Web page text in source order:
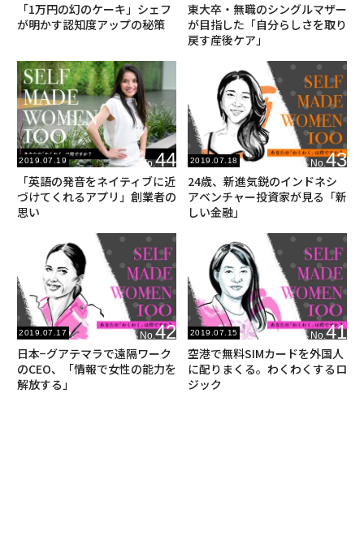
「1万円の幻のケーキ」シェフ
が明かす認知度アップの秘策
東大卒・無職のシングルマザー
が目指した「自分らしさを取り
戻す産後ケア」
2019.07.19 No.44
「英語の発音をネイティブに近
づけてくれるアプリ」創業者の
思い
2019.07.18 No.43
24歳、新進気鋭のインドネシ
アベンチャー投資家が見る「新
しい金融」
2019.07.17 No.42
日本−グアテマラで遠隔ワーク
のCEO、「情報で女性の能力を
解放する」
2019.07.15 No.41
空港で無料SIMカードを外国人
に配りまくる。わくわくするロ
ジック